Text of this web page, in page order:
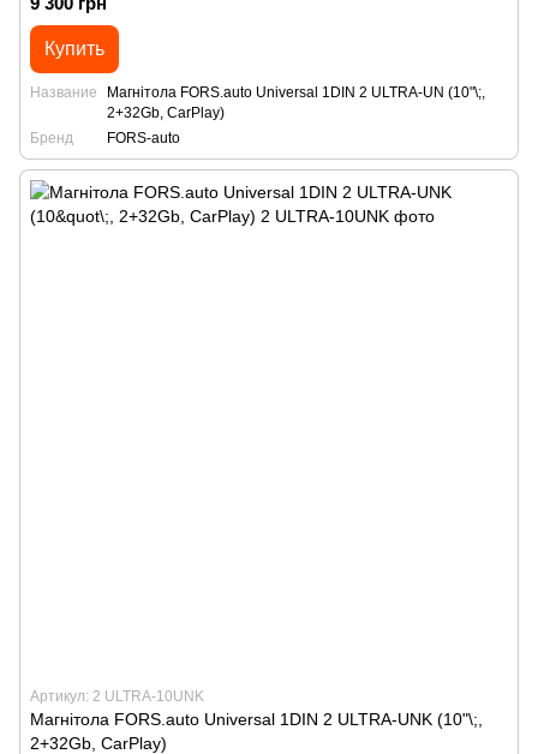
Купить
Название
Магнітола FORS.auto Universal 1DIN 2 ULTRA-UN (10"\;,
2+32Gb, CarPlay)
Бренд
FORS-auto
Артикул: 2 ULTRA-10UNK
Магнітола FORS.auto Universal 1DIN 2 ULTRA-UNK (10"\;,
2+32Gb, CarPlay)